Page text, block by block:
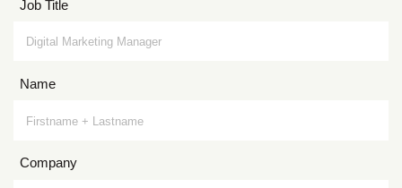
Job Title
Name
Company